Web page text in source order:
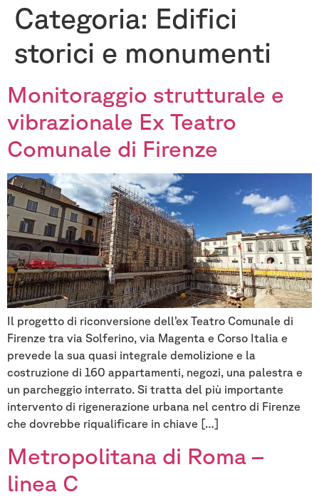
Categoria: Edifici
storici e monumenti
Monitoraggio strutturale e
vibrazionale Ex Teatro
Comunale di Firenze
Il progetto di riconversione dell’ex Teatro Comunale di
Firenze tra via Solferino, via Magenta e Corso Italia e
prevede la sua quasi integrale demolizione e la
costruzione di 160 appartamenti, negozi, una palestra e
un parcheggio interrato. Si tratta del più importante
intervento di rigenerazione urbana nel centro di Firenze
che dovrebbe riqualificare in chiave […]
Metropolitana di Roma –
linea C